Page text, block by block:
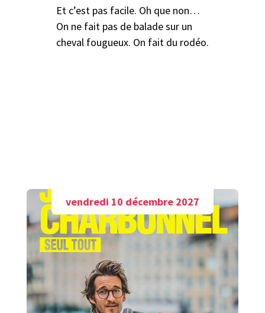
Et c’est pas facile. Oh que non…
On ne fait pas de balade sur un
cheval fougueux. On fait du rodéo.
vendredi 10 décembre 2027